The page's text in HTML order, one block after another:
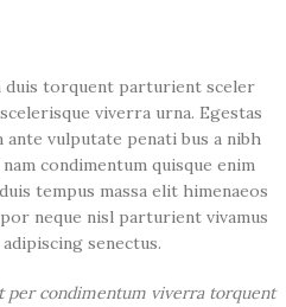
torquent parturient sceler
viverra urna. Egestas
vulputate penati bus a nibh
condimentum quisque enim
tempus massa elit himenaeos
neque nisl parturient vivamus
senectus.
per condimentum viverra torquent